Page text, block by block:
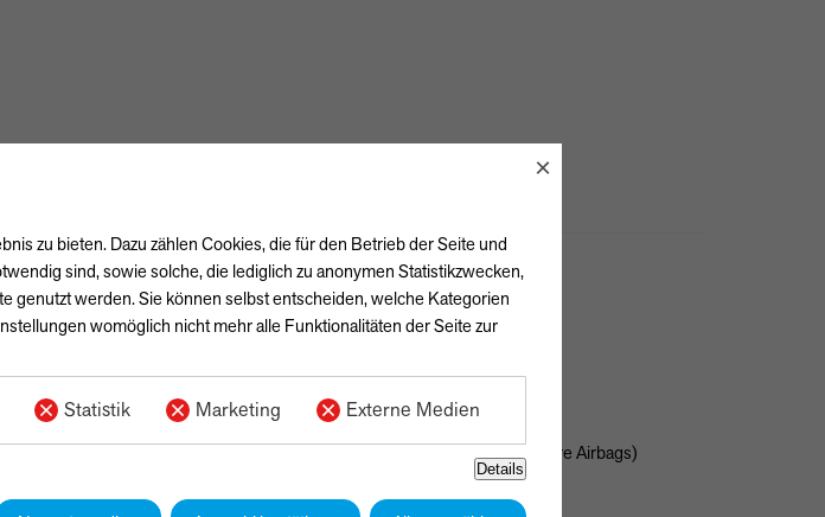
ABS
Abstandswarner
Airbags(Front-, Seiten- und weitere Airbags)
Elektr. Wegfahrsperre
×
zu bieten. Dazu zählen Cookies, die für den Betrieb der Seite und
sind, sowie solche, die lediglich zu anonymen Statistikzwecken,
genutzt werden. Sie können selbst entscheiden, welche Kategorien
womöglich nicht mehr alle Funktionalitäten der Seite zur
Statistik Marketing Externe Medien
Details